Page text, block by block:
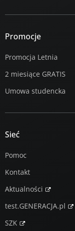
Promocje
Promocja Letnia
2 miesiące GRATIS
Umowa studencka
Sieć
Pomoc
Kontakt
Aktualności
test.GENERACJA.pl
SZK